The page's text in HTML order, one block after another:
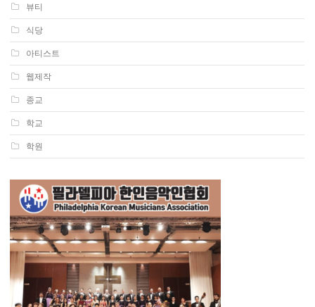
뷰티
식당
아티스트
웹제작
종교
학교
학원